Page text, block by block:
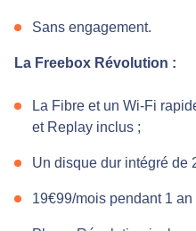
Sans engagement.
La Freebox Révolution :
La Fibre et un Wi-Fi
et Replay inclus ;
Un disque dur intégré de
19€99/mois pendant 1